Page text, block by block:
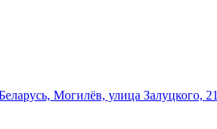
Могилёв, улица Залуцкого, 21